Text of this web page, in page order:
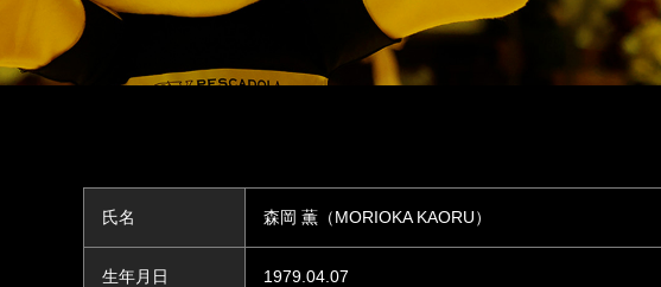
氏名 森岡 薫（MORIOKA KAORU）
生年月日 1979.04.07